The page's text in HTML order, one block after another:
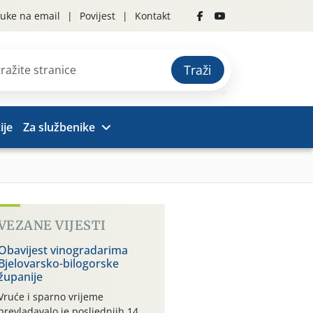
na email Povijest Kontakt
Traži
Za službenike
VIJESTI
vinogradarima
bilogorske
i sparno vrijeme